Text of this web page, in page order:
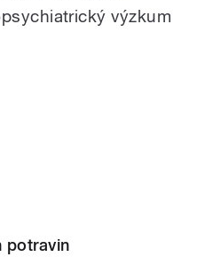
výzkum
potravin